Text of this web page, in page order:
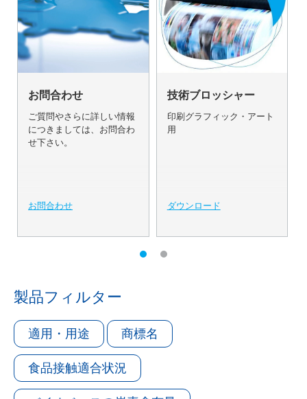
お問合わせ
ご質問やさらに詳しい情報
につきましては、お問合わ
せ下さい。
お問合わせ
技術ブロッシャー
印刷グラフィック・アート
用
ダウンロード
製品フィルター
適用・用途 商標名
食品接触適合状況